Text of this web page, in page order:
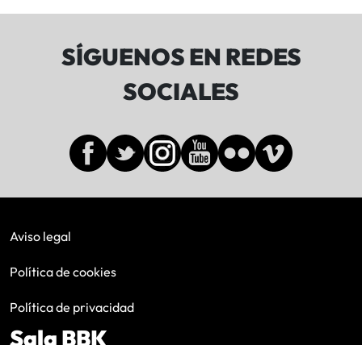
SÍGUENOS EN REDES
SOCIALES
Aviso legal
Política de cookies
Política de privacidad
Sala BBK